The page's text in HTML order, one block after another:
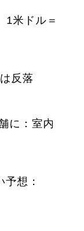
1米ドル＝
反落
に：室内
想：